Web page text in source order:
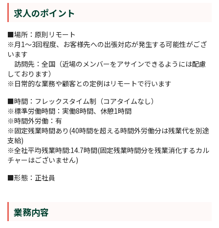
求人のポイント
■場所：原則リモート
※月1～3回程度、お客様先への出張対応が発生する可能性がござ
います
訪問先：全国（近場のメンバーをアサインできるようには配慮
しております）
※日常的な業務や顧客との定例はリモートで行います
■時間：フレックスタイム制（コアタイムなし）
※標準労働時間：実働8時間、休憩1時間
※時間外労働：有
※固定残業時間あり(40時間を超える時間外労働分は残業代を別途
支給)
※全社平均残業時間:14.7時間(固定残業時間分を残業消化するカル
チャーはございません)
■形態：正社員
業務内容